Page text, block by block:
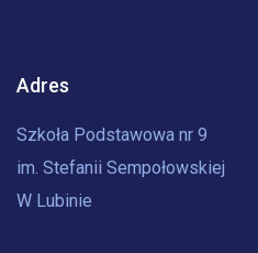
Adres
Szkoła Podstawowa nr 9
im. Stefanii Sempołowskiej
W Lubinie